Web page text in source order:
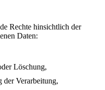
Rechte hinsichtlich der
Daten:
Löschung,
der Verarbeitung,